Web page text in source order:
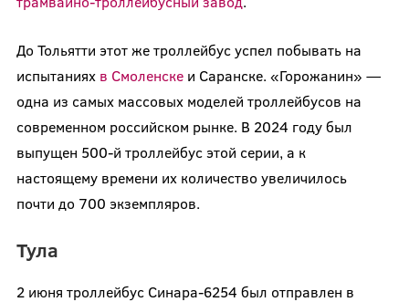
До Тольятти этот же троллейбус успел побывать на
испытаниях в Смоленскеи Саранске. «Горожанин» —
одна из самых массовых моделей троллейбусов на
современном российском рынке. В 2024 году был
выпущен 500-й троллейбус этой серии, а к
настоящему времени их количество увеличилось
почти до 700 экземпляров.
Тула
2 июня троллейбус Синара-6254 был отправлен в